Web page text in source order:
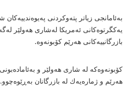
بەئامانجی زیاتر پتەوكردنی پەیوەندییەكان
یەكگرتوەكانی ئەمریكا لەشاری هەولێر
بازرگانییەكانی هەرێم كۆبونەوە.
كۆبونەوەكە لە شاری هەولێر و
هەرێم و ژمارەیەك لە بازرگانان بەڕێوەچوو.